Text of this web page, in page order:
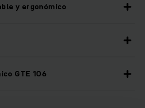
y ergonómico
GTE 106